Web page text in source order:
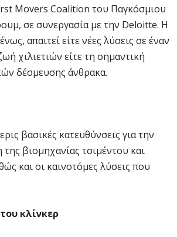
Movers Coalition του Παγκόσμιου
σε συνεργασία με την Deloitte. Η
απαιτεί είτε νέες λύσεις σε έναν
χιλιετιών είτε τη σημαντική
δέσμευσης άνθρακα.
βασικές κατευθύνσεις για την
βιομηχανίας τσιμέντου και
και οι καινοτόμες λύσεις που
κλίνκερ